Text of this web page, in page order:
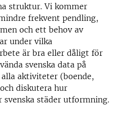
struktur. Vi kommer
frekvent pendling,
och ett behov av
under vilka
är bra eller dåligt för
svenska data på
aktiviteter (boende,
diskutera hur
svenska städer utformning.